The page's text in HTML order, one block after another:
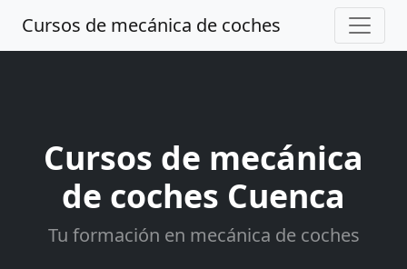
Cursos de mecánica de coches
Cursos de mecánica
de coches Cuenca
Tu formación en mecánica de coches